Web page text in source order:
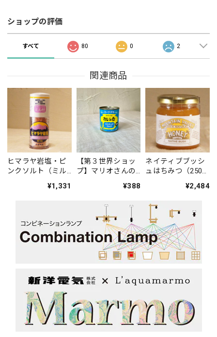
ショップの評価
すべて 80 0 2
関連商品
ヒマラヤ岩塩・ピ
ンクソルト（ミル
毎月初旬入荷¥1,331
【第３世界ショッ
プ】マリオさんの
¥388
ネイティブブッシ
ュはちみつ（250
¥2,484